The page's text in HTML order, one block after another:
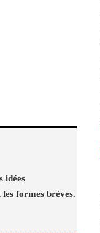
idées
formes brèves.